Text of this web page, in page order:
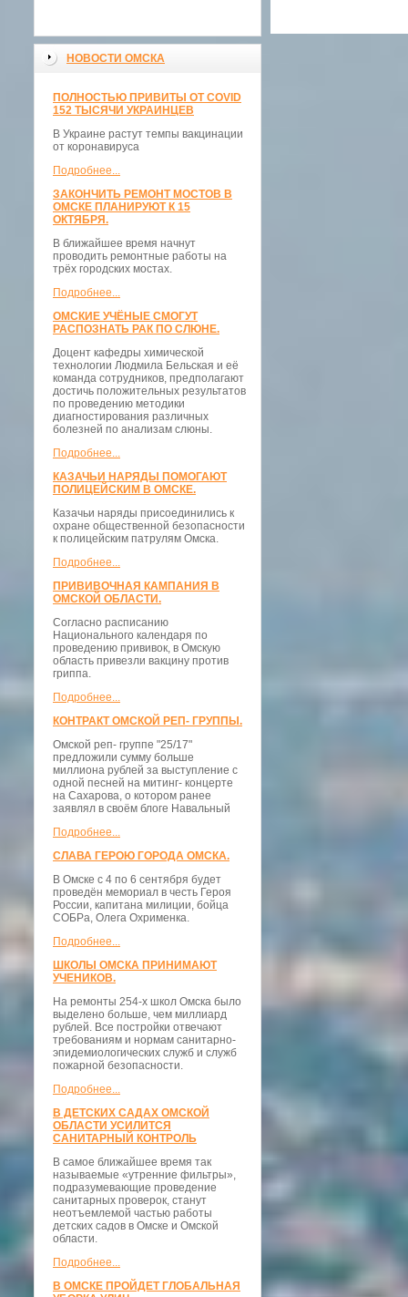
НОВОСТИ ОМСКА
ПОЛНОСТЬЮ ПРИВИТЫ ОТ COVID
152 ТЫСЯЧИ УКРАИНЦЕВ
В Украине растут темпы вакцинации
от коронавируса
Подробнее...
ЗАКОНЧИТЬ РЕМОНТ МОСТОВ В
ОМСКЕ ПЛАНИРУЮТ К 15
ОКТЯБРЯ.
В ближайшее время начнут
проводить ремонтные работы на
трёх городских мостах.
Подробнее...
ОМСКИЕ УЧЁНЫЕ СМОГУТ
РАСПОЗНАТЬ РАК ПО СЛЮНЕ.
Доцент кафедры химической
технологии Людмила Бельская и её
команда сотрудников, предполагают
достичь положительных результатов
по проведению методики
диагностирования различных
болезней по анализам слюны.
Подробнее...
КАЗАЧЬИ НАРЯДЫ ПОМОГАЮТ
ПОЛИЦЕЙСКИМ В ОМСКЕ.
Казачьи наряды присоединились к
охране общественной безопасности
к полицейским патрулям Омска.
Подробнее...
ПРИВИВОЧНАЯ КАМПАНИЯ В
ОМСКОЙ ОБЛАСТИ.
Согласно расписанию
Национального календаря по
проведению прививок, в Омскую
область привезли вакцину против
гриппа.
Подробнее...
КОНТРАКТ ОМСКОЙ РЕП- ГРУППЫ.
Омской реп- группе "25/17"
предложили сумму больше
миллиона рублей за выступление с
одной песней на митинг- концерте
на Сахарова, о котором ранее
заявлял в своём блоге Навальный
Подробнее...
СЛАВА ГЕРОЮ ГОРОДА ОМСКА.
В Омске с 4 по 6 сентября будет
проведён мемориал в честь Героя
России, капитана милиции, бойца
СОБРа, Олега Охрименка.
Подробнее...
ШКОЛЫ ОМСКА ПРИНИМАЮТ
УЧЕНИКОВ.
На ремонты 254-х школ Омска было
выделено больше, чем миллиард
рублей. Все постройки отвечают
требованиям и нормам санитарно-
эпидемиологических служб и служб
пожарной безопасности.
Подробнее...
В ДЕТСКИХ САДАХ ОМСКОЙ
ОБЛАСТИ УСИЛИТСЯ
САНИТАРНЫЙ КОНТРОЛЬ
В самое ближайшее время так
называемые «утренние фильтры»,
подразумевающие проведение
санитарных проверок, станут
неотъемлемой частью работы
детских садов в Омске и Омской
области.
Подробнее...
В ОМСКЕ ПРОЙДЕТ ГЛОБАЛЬНАЯ